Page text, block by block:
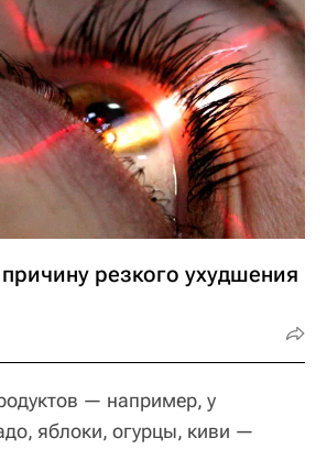
резкого ухудшения
— например, у
яблоки, огурцы, киви —